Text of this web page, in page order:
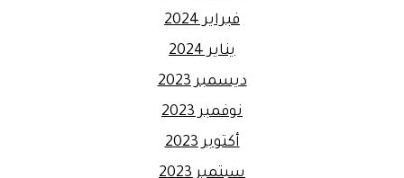
فبراير 2024
يناير 2024
ديسمبر 2023
نوفمبر 2023
أكتوبر 2023
سبتمبر 2023